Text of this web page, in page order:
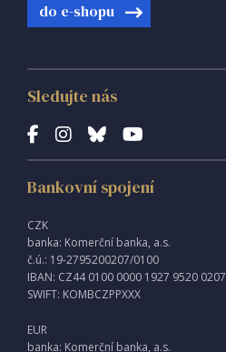
do e-shopu
Sledujte nás
Bankovní spojení
CZK
banka: Komerční banka, a.s.
č.ú.: 19-2795200207/0100
IBAN: CZ44 0100 0000 1927 9520 0207
SWIFT: KOMBCZPPXXX
EUR
banka: Komerční banka, a.s.